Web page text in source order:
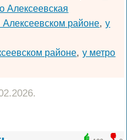
Алексеевская
Алексеевском районе,у
районе,у метро